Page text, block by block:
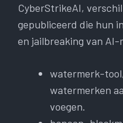
CyberStrikeAI,
gepubliceerd die hun
en jailbreaking van AI-
watermerk-
watermerken
voegen.